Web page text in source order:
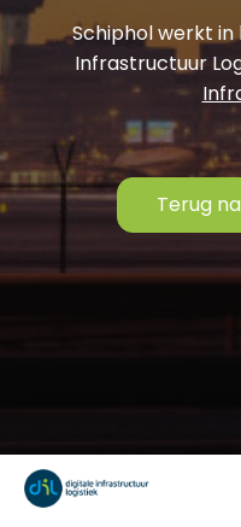
Schiphol werkt
Infrastructuur
Terug